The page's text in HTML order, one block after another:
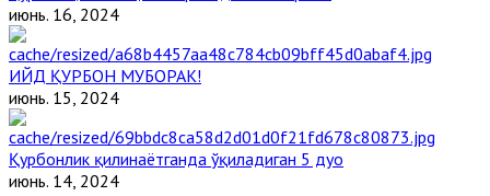
июнь. 16, 2024
ИЙД ҚУРБОН МУБОРАК!
июнь. 15, 2024
Қурбонлик қилинаётганда ўқиладиган 5 дуо
июнь. 14, 2024